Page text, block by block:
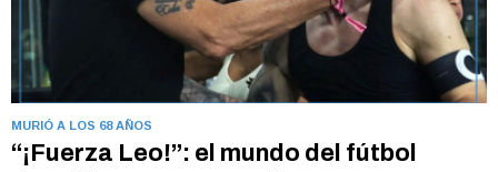
MURIÓ A LOS 68 AÑOS
“¡Fuerza Leo!”: el mundo del fútbol